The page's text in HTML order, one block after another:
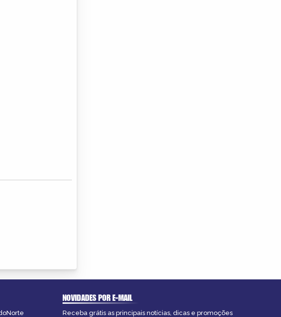
NOVIDADES POR E-MAIL
Receba grátis as principais notícias, dicas e promoções